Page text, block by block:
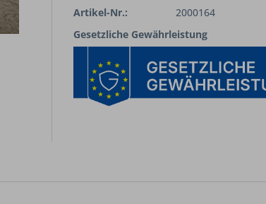
Artikel-Nr.:
2000164
Gesetzliche Gewährleistung